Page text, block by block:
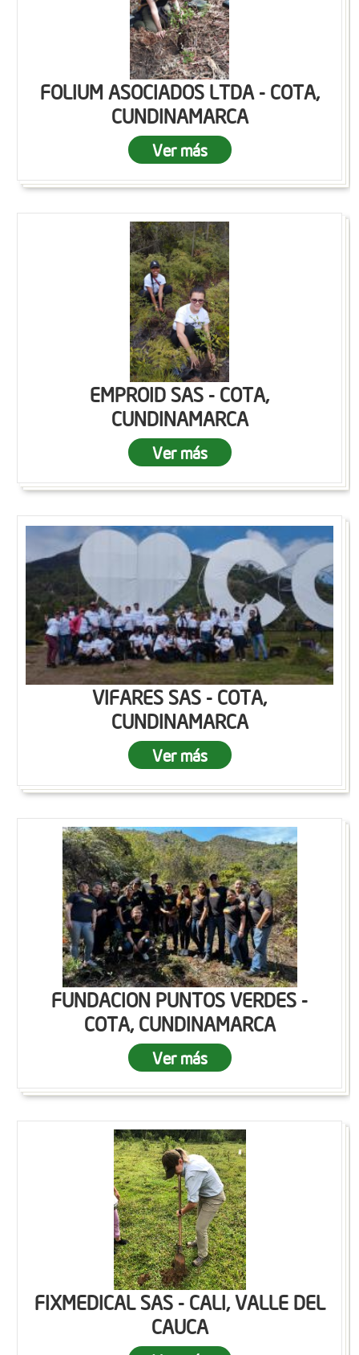
FOLIUM ASOCIADOS LTDA - COTA,
CUNDINAMARCA
Ver más
EMPROID SAS - COTA,
CUNDINAMARCA
Ver más
VIFARES SAS - COTA,
CUNDINAMARCA
Ver más
FUNDACION PUNTOS VERDES -
COTA, CUNDINAMARCA
Ver más
FIXMEDICAL SAS - CALI, VALLE DEL
CAUCA